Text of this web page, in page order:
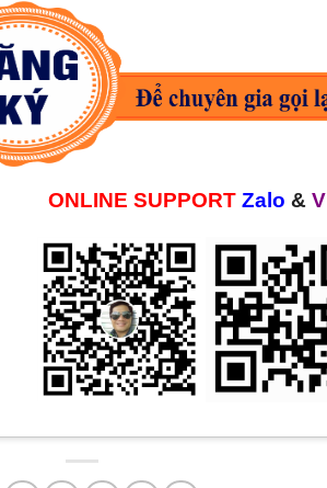
ONLINE SUPPORT Zalo &